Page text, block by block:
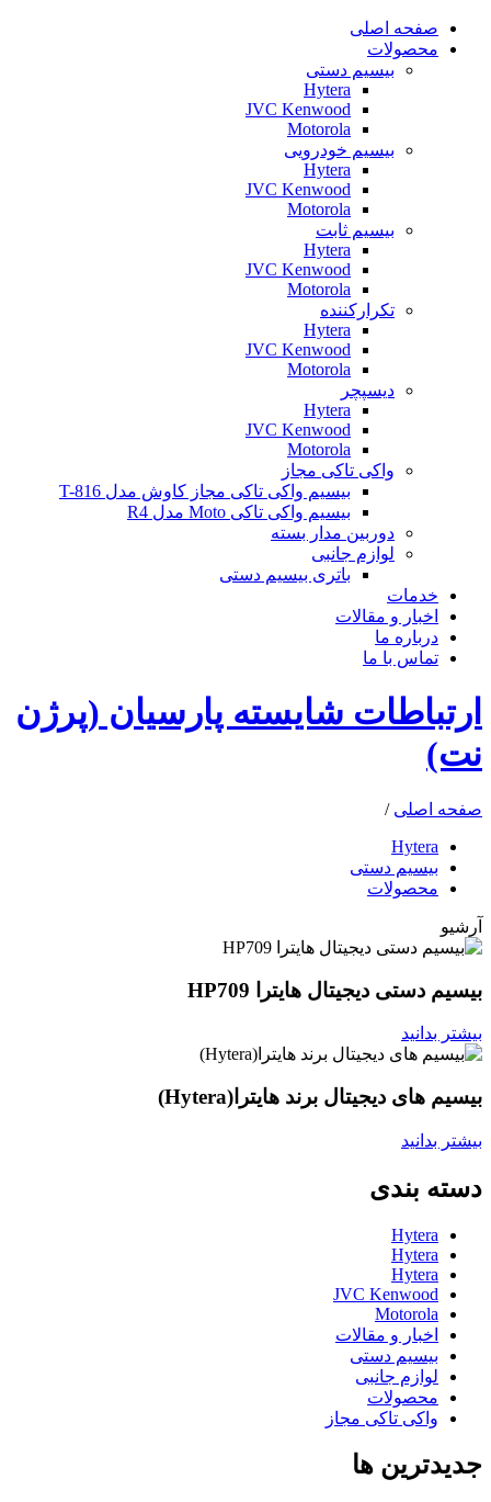
صفحه اصلی
محصولات
بیسیم دستی
Hytera
JVC Kenwood
Motorola
بیسیم خودرویی
Hytera
JVC Kenwood
Motorola
بیسیم ثابت
Hytera
JVC Kenwood
Motorola
تکرارکننده
Hytera
JVC Kenwood
Motorola
دیسپچر
Hytera
JVC Kenwood
Motorola
واکی تاکی مجاز
بیسیم واکی تاکی مجاز کاوش مدل T-816
بیسیم واکی تاکی Moto مدل R4
دوربین مدار بسته
لوازم جانبی
باتری بیسیم دستی
خدمات
اخبار و مقالات
درباره ما
تماس با ما
ارتباطات شایسته پارسیان (پرژن
نت)
صفحه اصلی /
Hytera
بیسیم دستی
محصولات
آرشیو
بیسیم دستی دیجیتال هایترا HP709
بیشتر بدانید
بیسیم های دیجیتال برند هایترا(Hytera)
بیشتر بدانید
دسته بندی
Hytera
Hytera
Hytera
JVC Kenwood
Motorola
اخبار و مقالات
بیسیم دستی
لوازم جانبی
محصولات
واکی تاکی مجاز
جدیدترین ها